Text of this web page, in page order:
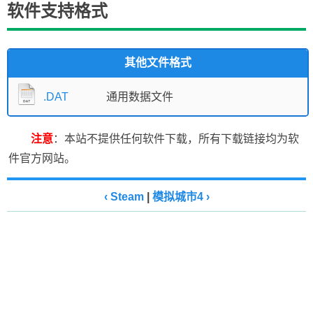
软件支持格式
其他文件格式
.DAT 通用数据文件
注意：本站不提供任何软件下载，所有下载链接均为软
件官方网站。
‹ Steam| 模拟城市4 ›